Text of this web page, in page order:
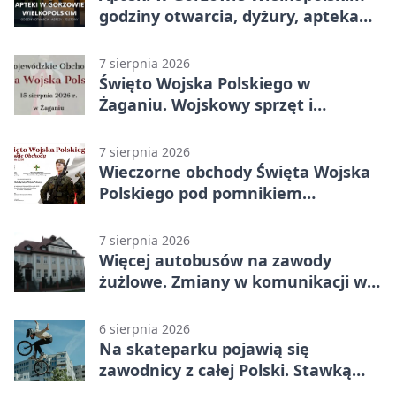
godziny otwarcia, dyżury, apteka
7 sierpnia 2026
Święto Wojska Polskiego w
Żaganiu. Wojskowy sprzęt i
7 sierpnia 2026
Wieczorne obchody Święta Wojska
Polskiego pod pomnikiem
7 sierpnia 2026
Więcej autobusów na zawody
żużlowe. Zmiany w komunikacji w
6 sierpnia 2026
Na skateparku pojawią się
zawodnicy z całej Polski. Stawką